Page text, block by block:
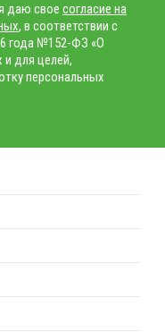
даю свое согласие на
, в соответствии с
года №152-ФЗ «О
и для целей,
персональных